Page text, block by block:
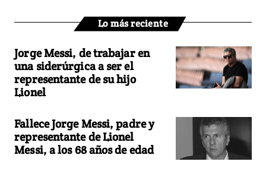
Lo más reciente
Jorge Messi, de trabajar en
una siderúrgica a ser el
representante de su hijo
Lionel
Fallece Jorge Messi, padre y
representante de Lionel
Messi, a los 68 años de edad